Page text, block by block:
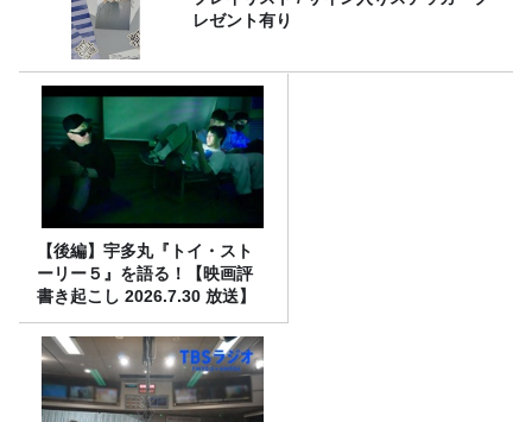
レゼント有り
【後編】宇多丸『トイ・スト
ーリー５』を語る！【映画評
書き起こし 2026.7.30 放送】